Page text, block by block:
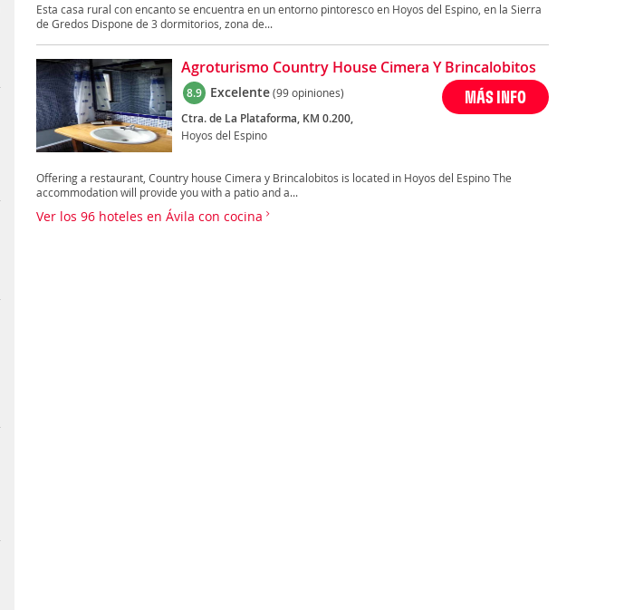
Esta casa rural con encanto se encuentra en un entorno pintoresco en Hoyos del Espino, en la Sierra
de Gredos Dispone de 3 dormitorios, zona de...
Agroturismo Country House Cimera Y Brincalobitos
8.9 Excelente(99 opiniones)
Ctra. de La Plataforma, KM 0.200,
Hoyos del Espino
MÁS INFO
Offering a restaurant, Country house Cimera y Brincalobitos is located in Hoyos del Espino The
accommodation will provide you with a patio and a...
Ver los 96 hoteles en Ávila con cocina